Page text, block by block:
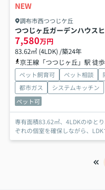
NEW
調布市西つつじケ丘
つつじヶ丘ガーデンハウス
7,580万円
83.62㎡ (4LDK) /築24年
京王線「つつじヶ丘」駅 徒
ペット飼育可 ペット相談
都市ガス
システムキッチン
ペット可
専有面積83.62㎡、4LDKのゆと
ぞれの個室を確保しながら、